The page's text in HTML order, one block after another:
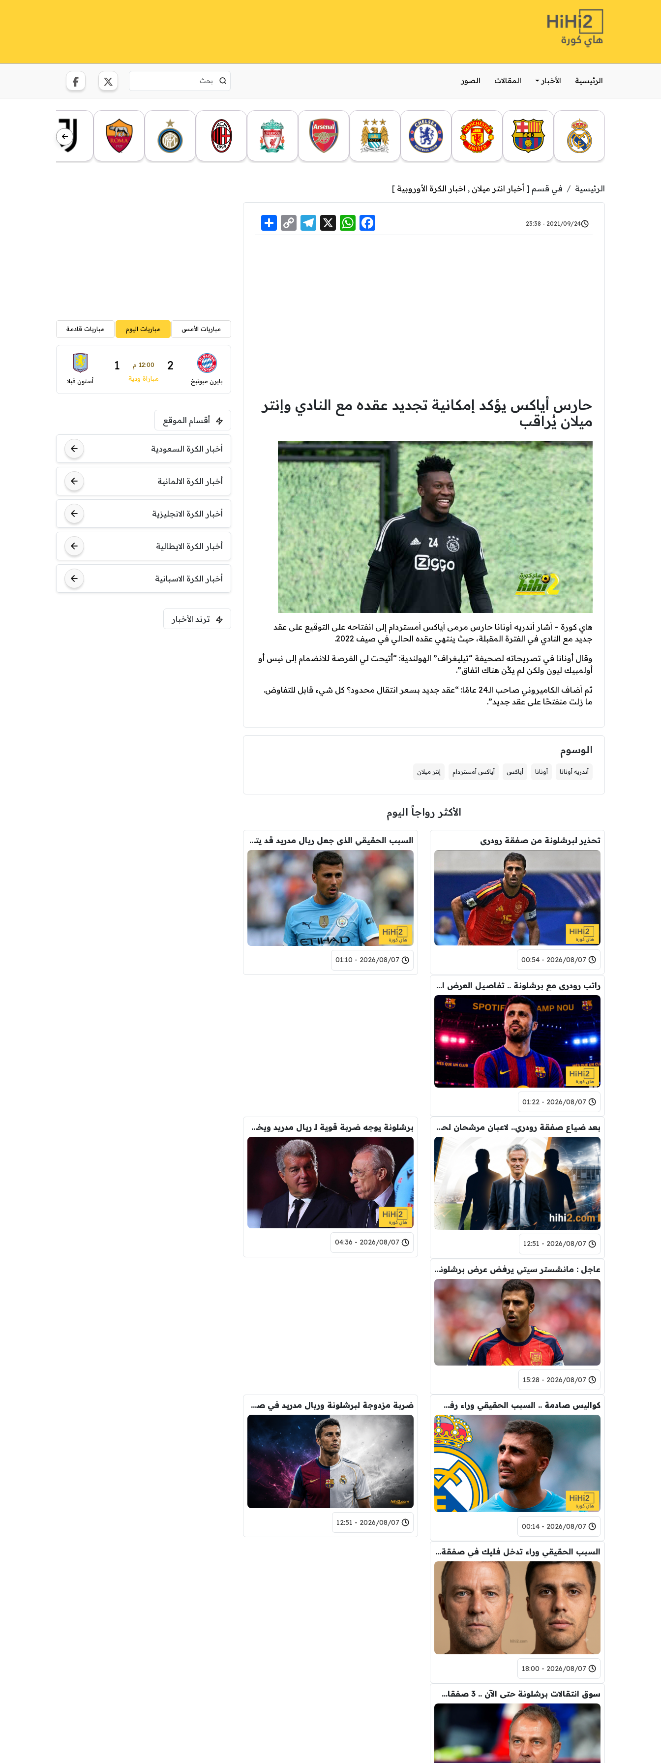
الرئيسية الأخبار المقالات الصور
الرئيسية في قسم [ أخبار انتر ميلان , اخبار الكرة الأوروبية ]
2021/09/24 - 23:38
Facebook
WhatsApp
X
Telegram
Copy
Link
حارس أياكس يؤكد إمكانية تجديد عقده مع النادي وإنتر
ميلان يُراقب
هاي كورة – أشار أندريه أونانا حارس مرمى أياكس أمستردام إلى انفتاحه على التوقيع على عقد
جديد مع النادي في الفترة المقبلة، حيث ينتهي عقده الحالي في صيف 2022.
وقال أونانا في تصريحاته لصحيفة “تيليغراف” الهولندية: “أتيحت لي الفرصة للانضمام إلى نيس أو
أولمبيك ليون ولكن لم يكُن هناك اتفاق”.
ثم أضاف الكاميروني صاحب الـ24 عامًا: “عقد جديد بسعر انتقال محدود؟ كل شيء قابل للتفاوض.
ما زلت منفتحًا على عقد جديد”.
الوسوم
أندريه أونانا أونانا أياكس أياكس أمستردام إنتر ميلان
الأكثر رواجاً اليوم
تحذير لبرشلونة من صفقة رودري
2026/08/07 - 00:54
السبب الحقيقي الذي جعل ريال مدريد قد يتنازل لبرشلونة عن رودري
2026/08/07 - 01:10
راتب رودري مع برشلونة .. تفاصيل العرض الأول
2026/08/07 - 01:22
بعد ضياع صفقة رودري.. لاعبان مرشحان لحل أزمة ريال مدريد
2026/08/07 - 12:51
برشلونة يوجه ضربة قوية لـ ريال مدريد ويخفي صفقته التاريخية
2026/08/07 - 04:36
عاجل : مانشستر سيتي يرفض عرض برشلونة الاول لضم رودري.. ويسخر من قيمته
2026/08/07 - 15:28
كواليس صادمة .. السبب الحقيقي وراء رفض رودري لريال مدريد
2026/08/07 - 00:14
ضربة مزدوجة لبرشلونة وريال مدريد في صفقة رودري
2026/08/07 - 12:51
السبب الحقيقي وراء تدخل فليك في صفقة رودري
2026/08/07 - 18:00
سوق انتقالات برشلونة حتى الآن .. 3 صفقات و 5 راحلين
مباريات الأمس مباريات اليوم مباريات قادمة
بايرن ميونيخ
2 12:00 م 1
مباراة ودية أستون فيلا
أقسام الموقع
أخبار الكرة السعودية
أخبار الكرة الالمانية
أخبار الكرة الانجليزية
أخبار الكرة الايطالية
أخبار الكرة الاسبانية
ترند الأخبار